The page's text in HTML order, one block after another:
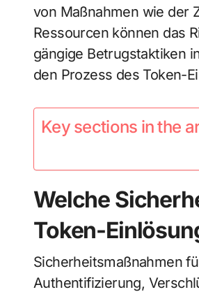
von Maßnahmen wie der
Ressourcen können das
gängige Betrugstaktiken
den Prozess des Token-
Key sections in the
Welche
Token-
Sicherheitsmaßnahmen
Authentifizierung,